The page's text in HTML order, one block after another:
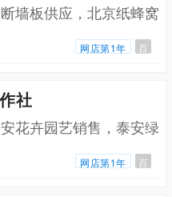
墙板供应，北京纸蜂窝
网店第1年 百
社
花卉园艺销售，泰安绿
网店第1年 百